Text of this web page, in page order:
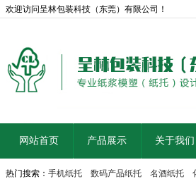
欢迎访问呈林包装科技（东莞）有限公司！
网站首页 产品展示 关于我们
热门搜索： 手机纸托 数码产品纸托 名酒纸托